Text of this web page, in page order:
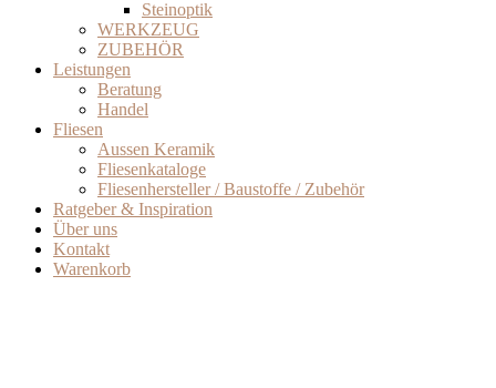
Steinoptik
WERKZEUG
ZUBEHÖR
Leistungen
Beratung
Handel
Fliesen
Aussen Keramik
Fliesenkataloge
Fliesenhersteller / Baustoffe / Zubehör
Ratgeber & Inspiration
Über uns
Kontakt
Warenkorb